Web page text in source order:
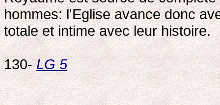
hommes: l'Eglise avance donc
totale et intime avec leur histoire.
130-LG 5